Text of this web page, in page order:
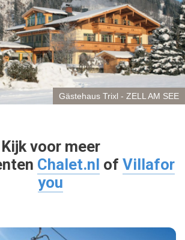
Gästehaus Trixl - ZELL AM SEE
Kijk voor meer
Chalet.nl of Villafor
you